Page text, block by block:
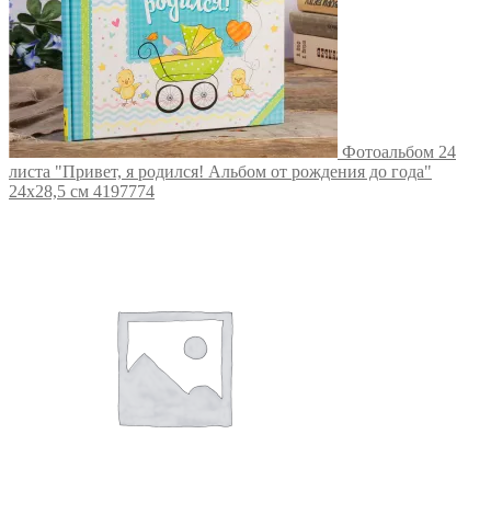
Фотоальбом 24
листа "Привет, я родился! Альбом от рождения до года"
24х28,5 см 4197774